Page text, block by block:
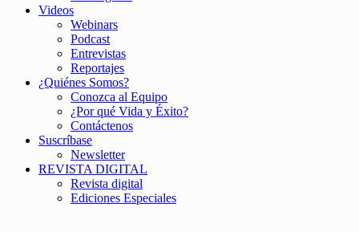
Videos
Webinars
Podcast
Entrevistas
Reportajes
¿Quiénes Somos?
Conozca al Equipo
¿Por qué Vida y Éxito?
Contáctenos
Suscríbase
Newsletter
REVISTA DIGITAL
Revista digital
Ediciones Especiales